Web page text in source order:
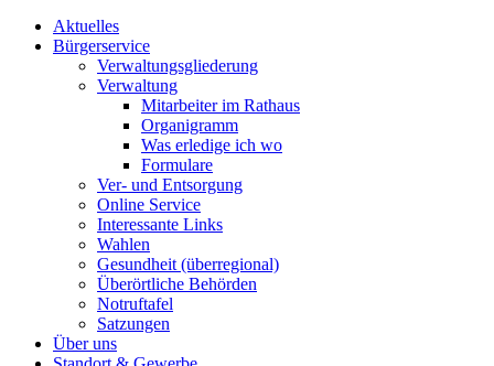
Aktuelles
Bürgerservice
Verwaltungsgliederung
Verwaltung
Mitarbeiter im Rathaus
Organigramm
Was erledige ich wo
Formulare
Ver- und Entsorgung
Online Service
Interessante Links
Wahlen
Gesundheit (überregional)
Überörtliche Behörden
Notruftafel
Satzungen
Über uns